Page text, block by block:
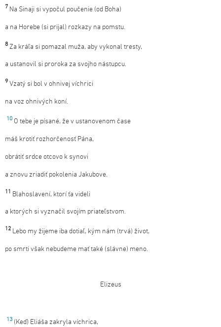
7 Na Sinaji si vypočul poučenie (od Boha)
a na Horebe (si prijal) rozkazy na pomstu.
8 Za kráľa si pomazal muža, aby vykonal tresty,
a ustanovil si proroka za svojho nástupcu.
9 Vzatý si bol v ohnivej víchrici
na voz ohnivých koní.
10 O tebe je písané, že v ustanovenom čase
máš krotiť rozhorčenosť Pána,
obrátiť srdce otcovo k synovi
a znovu zriadiť pokolenia Jakubove.
11 Blahoslavení, ktorí ťa videli
a ktorých si vyznačil svojím priateľstvom.
12 Lebo my žijeme iba dotiaľ, kým nám (trvá) život,
po smrti však nebudeme mať také (slávne) meno.
Elizeus
13 (Keď) Eliáša zakryla víchrica,